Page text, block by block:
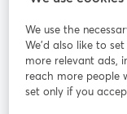
Mitmachen
Webinar
We use the
We'd also like to
more relevant ads,
reach more people
set only if you